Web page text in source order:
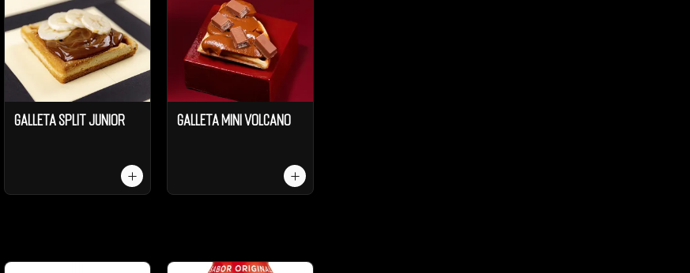
Galleta Split Junior Galleta Mini Volcano